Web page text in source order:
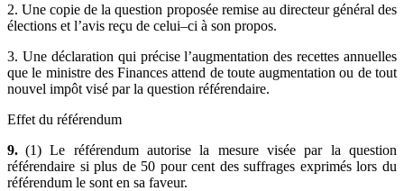
2. Une copie de la question proposée remise au directeur général des
élections et l’avis reçu de celui–ci à son propos.
3. Une déclaration qui précise l’augmentation des recettes annuelles
que le ministre des Finances attend de toute augmentation ou de tout
nouvel impôt visé par la question référendaire.
Effet du référendum
9. (1) Le référendum autorise la mesure visée par la question
référendaire si plus de 50 pour cent des suffrages exprimés lors du
référendum le sont en sa faveur.